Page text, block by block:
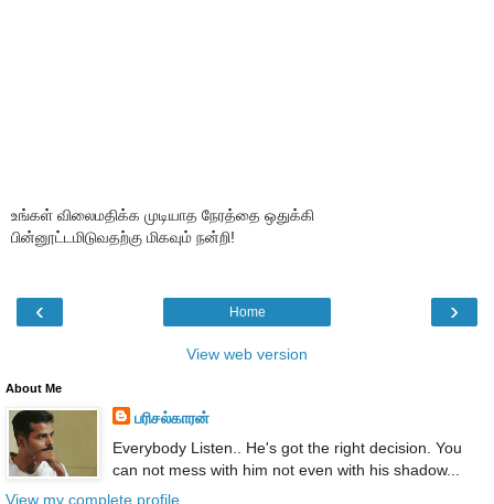
உங்கள் விலைமதிக்க முடியாத நேரத்தை ஒதுக்கி
பின்னூட்டமிடுவதற்கு மிகவும் நன்றி!
‹ ›
Home
View web version
About Me
பரிசல்காரன்
Everybody Listen.. He's got the right decision. You
can not mess with him not even with his shadow...
View my complete profile